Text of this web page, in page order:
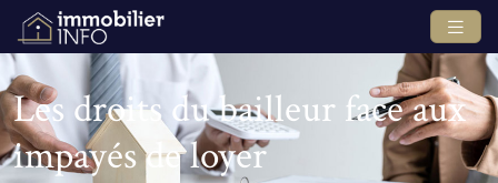
Les droits du bailleur face aux
impayés de loyer